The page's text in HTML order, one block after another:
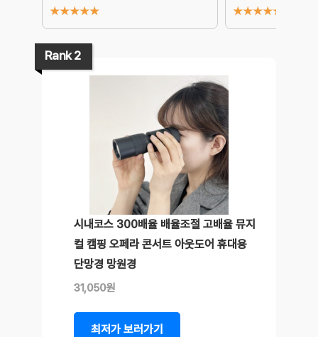
★★★★★ ★★★★★
Rank 2
시내코스 300배율 배율조절 고배율 뮤지
컬 캠핑 오페라 콘서트 아웃도어 휴대용
단망경 망원경
31,050원
최저가 보러가기